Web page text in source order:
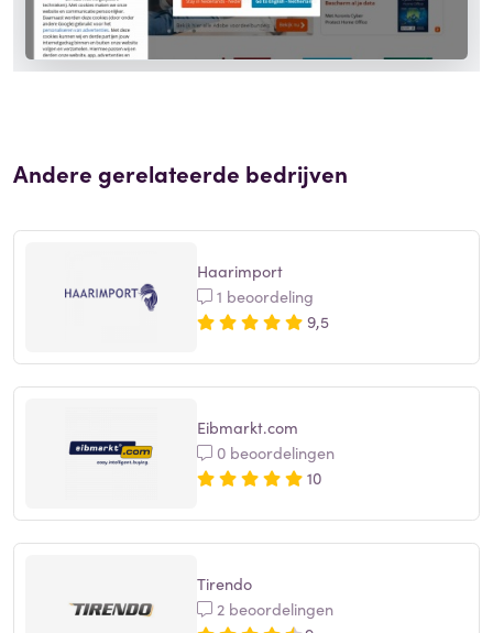
Andere gerelateerde bedrijven
Haarimport
1 beoordeling
9,5
Eibmarkt.com
0 beoordelingen
10
Tirendo
2 beoordelingen